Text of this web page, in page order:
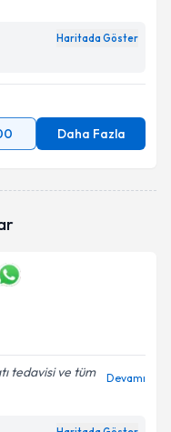
Haritada Göster
Daha Fazla
tedavisi ve tüm
Devamı